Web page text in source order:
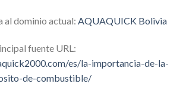
al dominio actual: AQUAQUICK Bolivia
fuente URL:
es/la-importancia-de-la-
de-combustible/